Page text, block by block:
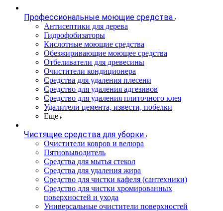
Профессиональные моющие средства
Антисептики для дерева
Гидрофобизаторы
Кислотные моющие средства
Обезжиривающие моющее средства
Отбеливатели для древесины
Очистители кондиционера
Средства для удаления плесени
Средство для удаления адгезивов
Средство для удаления плиточного клея
Удалители цемента, извести, побелки
Еще
Чистящие средства для уборки
Очистители ковров и велюра
Пятновыводитель
Средства для мытья стекол
Средства для удаления жира
Средство для чистки кафеля (сантехники)
Средство для чистки хромированных
поверхностей и ухода
Универсальные очистители поверхностей